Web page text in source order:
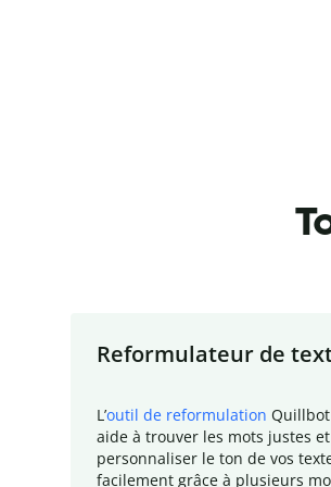
Reformulateur de
L ’outil de reformulation
aide à trouver les mots justes
personnaliser le ton de vos
facilement grâce à plusieurs